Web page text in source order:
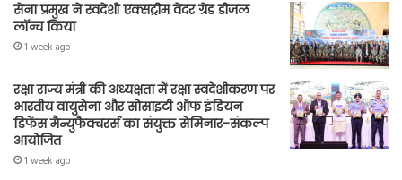
सेना प्रमुख ने स्वदेशी एक्सट्रीम वेदर ग्रेड डीजल
लॉन्च किया
1 week ago
रक्षा राज्य मंत्री की अध्यक्षता में रक्षा स्वदेशीकरण पर
भारतीय वायुसेना और सोसाइटी ऑफ इंडियन
डिफेंस मैन्युफैक्चरर्स का संयुक्त सेमिनार-संकल्प
आयोजित
1 week ago